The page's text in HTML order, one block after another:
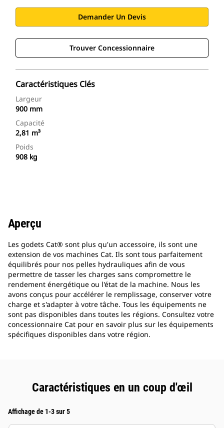
Demander Un Devis
Trouver Concessionnaire
Caractéristiques Clés
Largeur
900 mm
Capacité
2,81 m³
Poids
908 kg
Aperçu
Les godets Cat® sont plus qu'un accessoire, ils sont une
extension de vos machines Cat. Ils sont tous parfaitement
équilibrés pour nos pelles hydrauliques afin de vous
permettre de tasser les charges sans compromettre le
rendement énergétique ou l'état de la machine. Nous les
avons conçus pour accélérer le remplissage, conserver votre
charge et s'adapter à votre tâche. Tous les équipements ne
sont pas disponibles dans toutes les régions. Consultez votre
concessionnaire Cat pour en savoir plus sur les équipements
spécifiques disponibles dans votre région.
Caractéristiques en un coup d'œil
Affichage de 1-3 sur 5